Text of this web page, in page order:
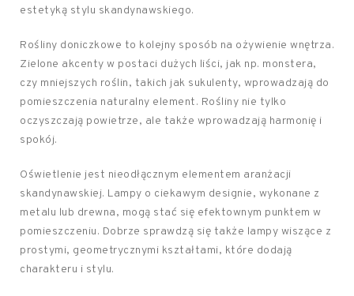
estetyką stylu skandynawskiego.
Rośliny doniczkowe to kolejny sposób na ożywienie wnętrza.
Zielone akcenty w postaci dużych liści, jak np. monstera,
czy mniejszych roślin, takich jak sukulenty, wprowadzają do
pomieszczenia naturalny element. Rośliny nie tylko
oczyszczają powietrze, ale także wprowadzają harmonię i
spokój.
Oświetlenie jest nieodłącznym elementem aranżacji
skandynawskiej. Lampy o ciekawym designie, wykonane z
metalu lub drewna, mogą stać się efektownym punktem w
pomieszczeniu. Dobrze sprawdzą się także lampy wiszące z
prostymi, geometrycznymi kształtami, które dodają
charakteru i stylu.